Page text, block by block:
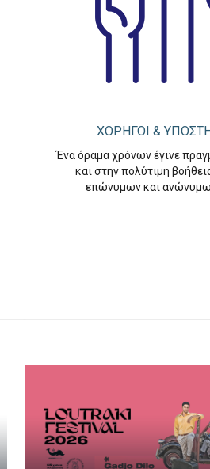
ΧΟΡΗΓΟΙ &
Ένα όραμα χρόνων έγινε
και στην πολύτιμη
επώνυμων και